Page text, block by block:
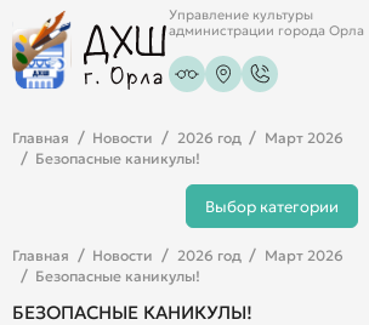
Управление культуры
администрации города Орла
Главная Новости 2026 год
Март 2026
Безопасные каникулы!
Выбор категории
Главная Новости 2026 год
Март 2026
Безопасные каникулы!
БЕЗОПАСНЫЕ КАНИКУЛЫ!